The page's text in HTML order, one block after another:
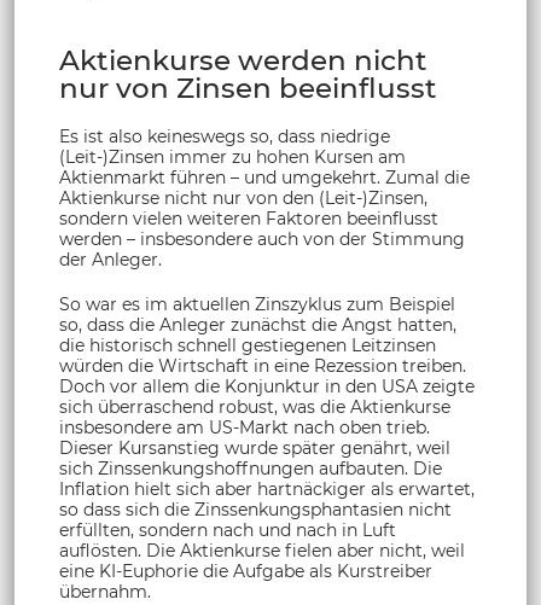
Aktienkurse werden nicht
nur von Zinsen beeinflusst
Es ist also keineswegs so, dass niedrige
(Leit-)Zinsen immer zu hohen Kursen am
Aktienmarkt führen – und umgekehrt. Zumal die
Aktienkurse nicht nur von den (Leit-)Zinsen,
sondern vielen weiteren Faktoren beeinflusst
werden – insbesondere auch von der Stimmung
der Anleger.
So war es im aktuellen Zinszyklus zum Beispiel
so, dass die Anleger zunächst die Angst hatten,
die historisch schnell gestiegenen Leitzinsen
würden die Wirtschaft in eine Rezession treiben.
Doch vor allem die Konjunktur in den USA zeigte
sich überraschend robust, was die Aktienkurse
insbesondere am US-Markt nach oben trieb.
Dieser Kursanstieg wurde später genährt, weil
sich Zinssenkungshoffnungen aufbauten. Die
Inflation hielt sich aber hartnäckiger als erwartet,
so dass sich die Zinssenkungsphantasien nicht
erfüllten, sondern nach und nach in Luft
auflösten. Die Aktienkurse fielen aber nicht, weil
eine KI-Euphorie die Aufgabe als Kurstreiber
übernahm.